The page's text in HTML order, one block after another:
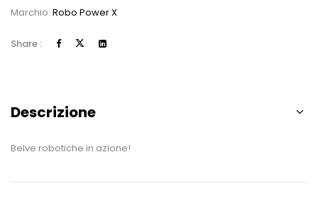
Marchio: Robo Power X
Share :
Descrizione
Belve robotiche in azione!